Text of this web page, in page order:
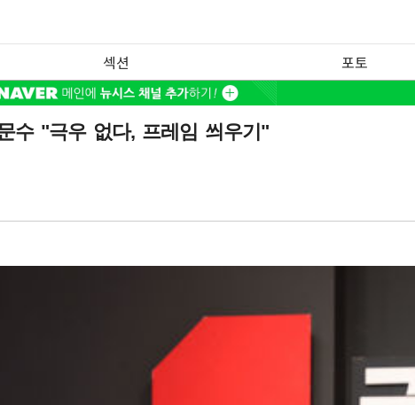
섹션 포토
수 "극우 없다, 프레임 씌우기"